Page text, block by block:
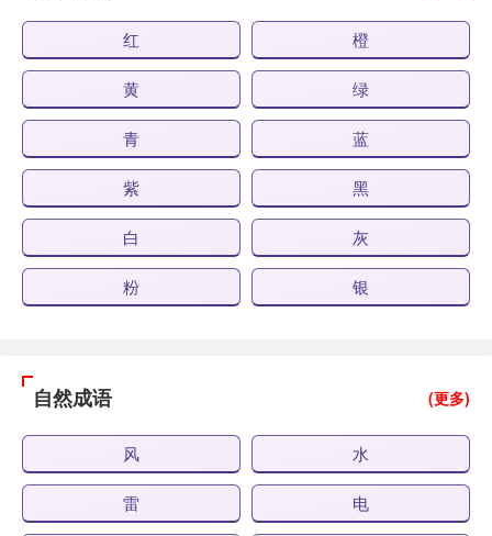
红 橙
黄 绿
青 蓝
紫 黑
白 灰
粉 银
自然成语 (更多)
风 水
雷 电